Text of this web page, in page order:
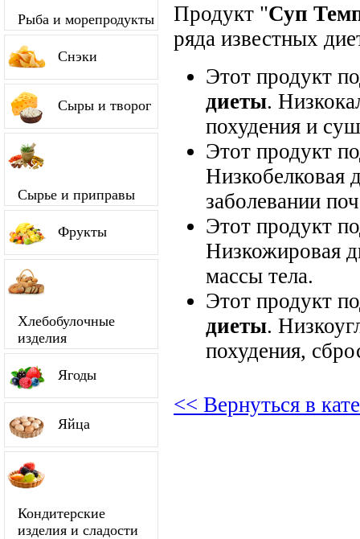
Рыба и морепродукты
Снэки
Сыры и творог
Сырье и приправы
Фрукты
Хлебобулочные
изделия
Ягоды
Яйца
Кондитерские
изделия и сладости
Продукт "Суп
ряда известных
Этот продукт
диеты.
похудения и
Этот продукт
Низкобелковая
заболевании
Этот продукт
Низкожировая
массы тела.
Этот продукт
диеты.
похудения,
<< Вернуться в